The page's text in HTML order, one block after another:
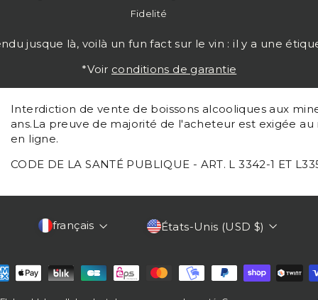
Fidelité
jusque là, voilà un fun fact sur le vin : il y a une
*Voir conditions de garantie
Interdiction de vente de boissons alcooliques aux
ans.La preuve de majorité de l'acheteur est exigée
en ligne.
CODE DE LA SANTÉ PUBLIQUE - ART. L 3342-1 ET
Langue
français Devise États-Unis (USD $)